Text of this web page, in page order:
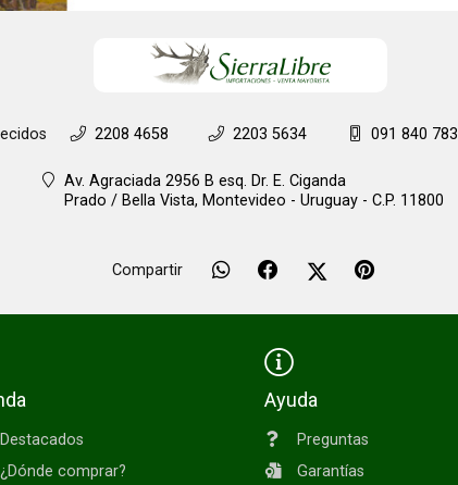
2208 4658 2203 5634 091 840 783
Av. Agraciada 2956 B esq. Dr. E. Ciganda
Prado / Bella Vista, Montevideo - Uruguay - C.P. 11800
Compartir
Destacados
¿Dónde comprar?
Ayuda
Preguntas
Garantías